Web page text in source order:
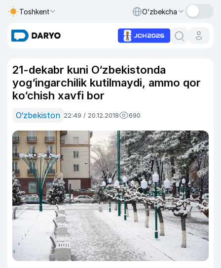
Toshkent O‘zbekcha
21-dekabr kuni O‘zbekistonda
yog‘ingarchilik kutilmaydi, ammo qor
ko‘chish xavfi bor
O‘zbekiston 22:49 / 20.12.2018 690